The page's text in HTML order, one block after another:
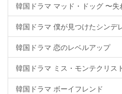
韓国ドラマ マッド・ドッグ 〜
韓国ドラマ 僕が見つけたシンデ
韓国ドラマ 恋のレベルアップ
韓国ドラマ ミス・モンテクリス
韓国ドラマ ボーイフレンド